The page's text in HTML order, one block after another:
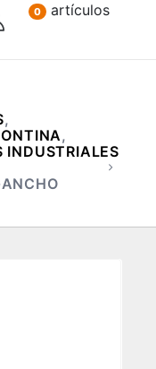
0 artículos
,
,
INDUSTRIALES